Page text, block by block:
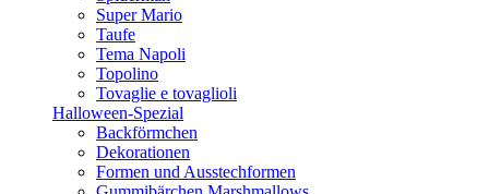
Super Mario
Taufe
Tema Napoli
Topolino
Tovaglie e tovaglioli
Halloween-Spezial
Backförmchen
Dekorationen
Formen und Ausstechformen